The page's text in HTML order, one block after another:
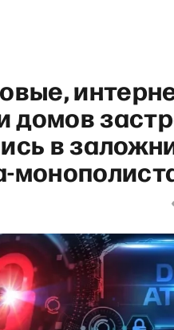
домов
в